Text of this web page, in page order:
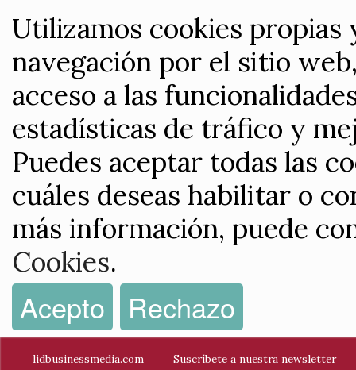
Utilizamos cookies
navegación por el sitio
acceso a las
estadísticas de tráfico y
Puedes aceptar todas las
cuáles deseas habilitar o
más información, puede
Cookies.
Acepto Rechazo
lidbusinessmedia.com Suscríbete a nuestra newsletter